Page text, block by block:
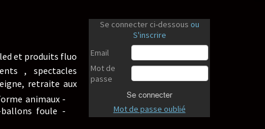
Se connecter ci-dessous ou
S'inscrire
Email
Mot de
passe
Se connecter
Mot de passe oublié
et produits fluo
, spectacles
retraite aux
animaux -
foule -